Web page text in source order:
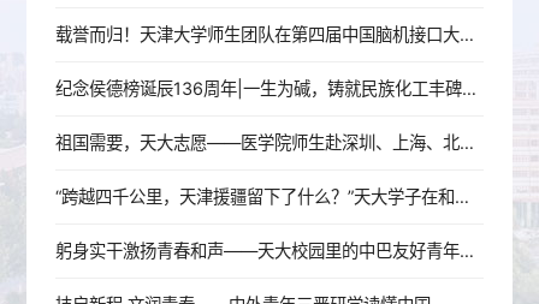
载誉而归！天津大学师生团队在第四届中国脑机接口大赛中斩获佳绩
纪念侯德榜诞辰136周年|一生为碱，铸就民族化工丰碑的北洋人
祖国需要，天大志愿——医学院师生赴深圳、上海、北京开展就业行活动
“跨越四千公里，天津援疆留下了什么？”天大学子在和田地区找到了答案
躬身实干激扬青春和声——天大校园里的中巴友好青年使者